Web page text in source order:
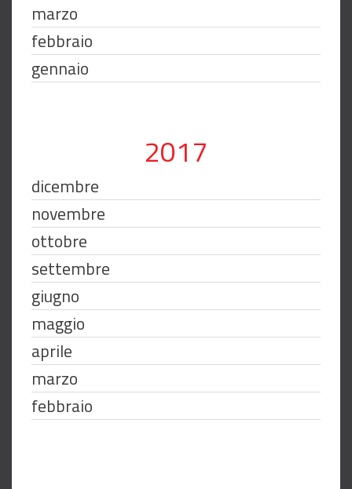
marzo
febbraio
gennaio
2017
dicembre
novembre
ottobre
settembre
giugno
maggio
aprile
marzo
febbraio